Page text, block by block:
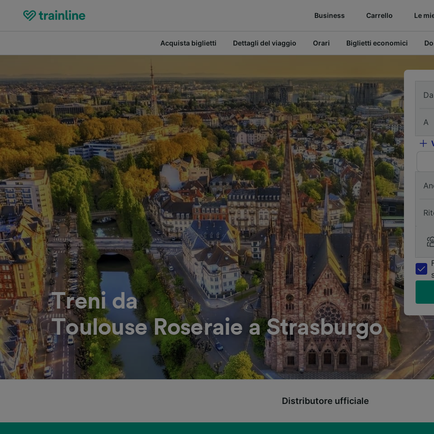
Business Carrello Le
Acquista biglietti Dettagli del viaggio Orari Biglietti economici
Treni da
Toulouse Roseraie a Strasburgo
Da
A
Distributore ufficiale